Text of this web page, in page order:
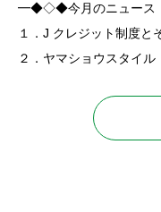
━◆◇◆今月のニュー
１．J クレジット制度と
２．ヤマショウスタイ